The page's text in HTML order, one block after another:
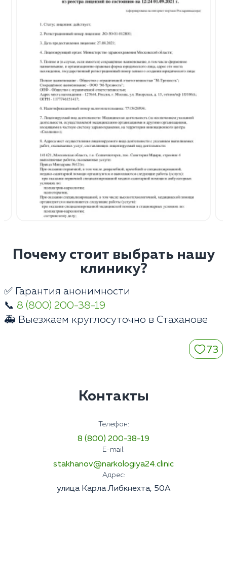
Почему стоит выбрать нашу
клинику?
✅ Гарантия анонимности
📞 8 (800) 200-38-19
🚑 Выезжаем круглосуточно в Стаханове
73
Контакты
Телефон:
8 (800) 200-38-19
E-mail:
stakhanov@narkologiya24.clinic
Адрес:
улица Карла Либкнехта, 50А